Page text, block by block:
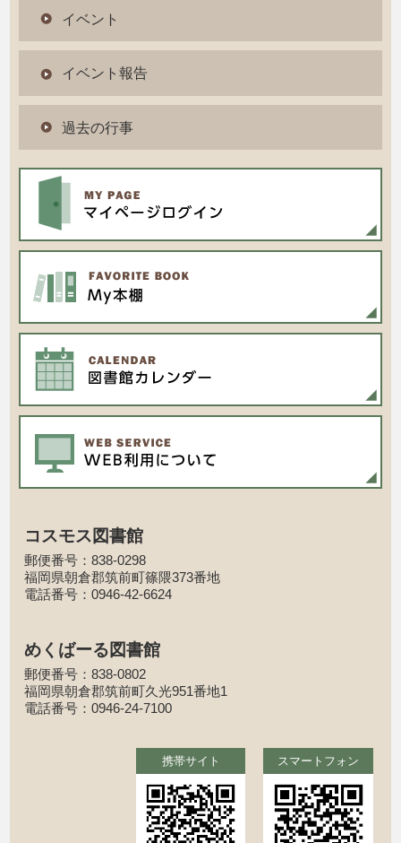
イベント
イベント報告
過去の行事
コスモス図書館
郵便番号：838-0298
福岡県朝倉郡筑前町篠隈373番地
電話番号：0946-42-6624
めくばーる図書館
郵便番号：838-0802
福岡県朝倉郡筑前町久光951番地1
電話番号：0946-24-7100
携帯サイト スマートフォン